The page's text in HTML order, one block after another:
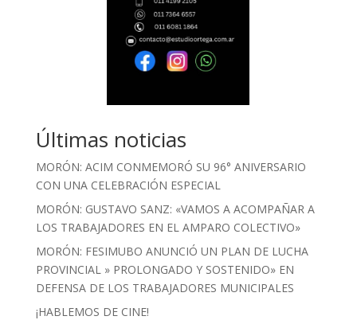
Últimas noticias
MORÓN: ACIM CONMEMORÓ SU 96° ANIVERSARIO
CON UNA CELEBRACIÓN ESPECIAL
MORÓN: GUSTAVO SANZ: «VAMOS A ACOMPAÑAR A
LOS TRABAJADORES EN EL AMPARO COLECTIVO»
MORÓN: FESIMUBO ANUNCIÓ UN PLAN DE LUCHA
PROVINCIAL » PROLONGADO Y SOSTENIDO» EN
DEFENSA DE LOS TRABAJADORES MUNICIPALES
¡HABLEMOS DE CINE!